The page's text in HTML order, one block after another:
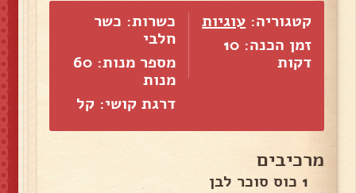
קטגוריה: עוגיות
זמן הכנה: 10
דקות
כשרות: כשר
חלבי
מספר מנות: 60
מנות
דרגת קושי: קל
מרכיבים
1 כוס סוכר לבן